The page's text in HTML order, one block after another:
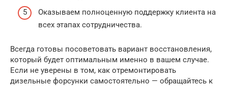
Оказываем полноценную поддержку клиента на
всех этапах сотрудничества.
Всегда готовы посоветовать вариант восстановления,
который будет оптимальным именно в вашем случае.
Если не уверены в том, как отремонтировать
дизельные форсунки самостоятельно — обращайтесь к